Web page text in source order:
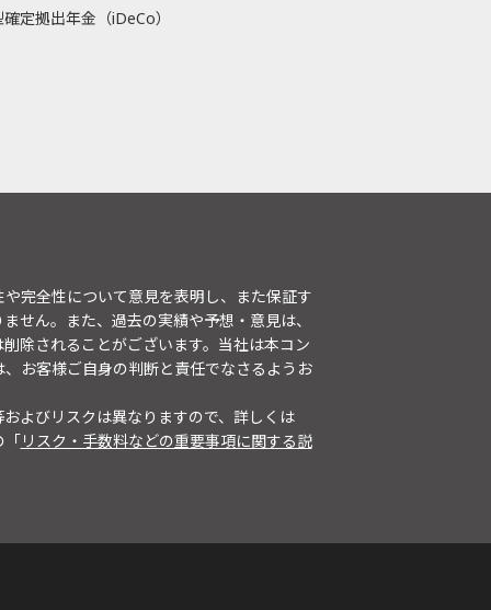
定拠出年金（iDeCo）
完全性について意見を表明し、また保証す
せん。また、過去の実績や予想・意見は、
除されることがございます。当社は本コン
お客様ご自身の判断と責任でなさるようお
よびリスクは異なりますので、詳しくは
「リスク・手数料などの重要事項に関する説